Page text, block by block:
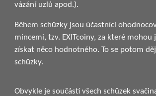
vázání uzlů apod.).
Během schůzky jsou účastníci
mincemi, tzv. EXITcoiny, za které mohou
získat něco hodnotného. To se potom
schůzky.
Obvykle je součástí všech schůzek